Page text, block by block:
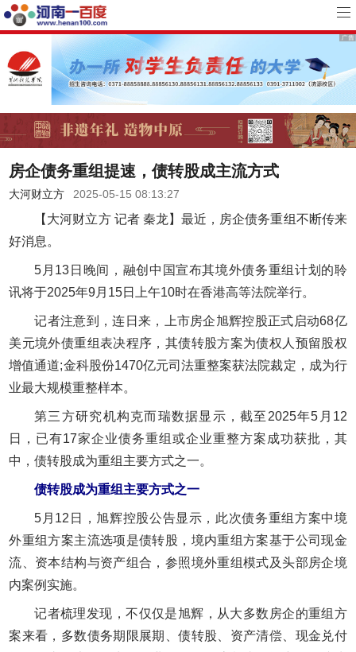
房企债务重组提速，债转股成主流方式
大河财立方 2025-05-15 08:13:27
【大河财立方 记者 秦龙】最近，房企债务重组不断传来
好消息。
5月13日晚间，融创中国宣布其境外债务重组计划的聆
讯将于2025年9月15日上午10时在香港高等法院举行。
记者注意到，连日来，上市房企旭辉控股正式启动68亿
美元境外债重组表决程序，其债转股方案为债权人预留股权
增值通道;金科股份1470亿元司法重整案获法院裁定，成为行
业最大规模重整样本。
第三方研究机构克而瑞数据显示，截至2025年5月12
日，已有17家企业债务重组或企业重整方案成功获批，其
中，债转股成为重组主要方式之一。
债转股成为重组主要方式之一
5月12日，旭辉控股公告显示，此次债务重组方案中境
外重组方案主流选项是债转股，境内重组方案基于公司现金
流、资本结构与资产组合，参照境外重组模式及头部房企境
内案例实施。
记者梳理发现，不仅仅是旭辉，从大多数房企的重组方
案来看，多数债务期限展期、债转股、资产清偿、现金兑付